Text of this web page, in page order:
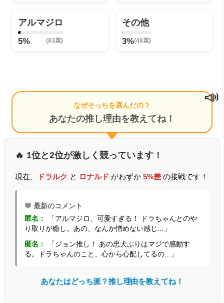
アルマジロ
5% (83票)
その他
3%(48票)
なぜそっちを選んだの？
あなたの推し理由を教えてね！
📣
🔥 1位と2位が激しく競っています！
現在、 ドラルク と ロナルド がわずか 5%差 の接戦です！
💬 最新のコメント
匿名：
「アルマジロ、可愛すぎる！ ドラちゃんとのや
り取りが癒し。あの、なんか憎めない感じ...」
匿名：
「ジョン推し！ あの忠犬ぶりはマジで感動す
る。ドラちゃんのこと、心から心配してるの...」
あなたはどっち派？推し理由を教えてね！